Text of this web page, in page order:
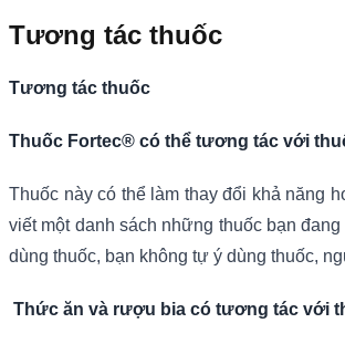
Tương tác thuốc
Tương tác thuốc
Thuốc Fortec® có thể tương tác với
Thuốc này có thể làm thay đổi khả năng
viết một danh sách những thuốc bạn
dùng thuốc, bạn không tự ý dùng thuốc,
Thức ăn và rượu bia có tương tác với